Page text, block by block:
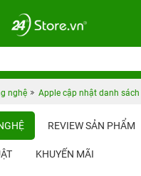
nghệ Apple cập nhật danh
REVIEW SẢN PHẨM
KHUYẾN MÃI